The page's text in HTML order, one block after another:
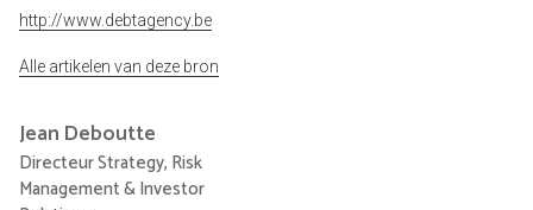
http://www.debtagency.be
Alle artikelen van deze bron
Jean Deboutte
Directeur Strategy, Risk
Management & Investor